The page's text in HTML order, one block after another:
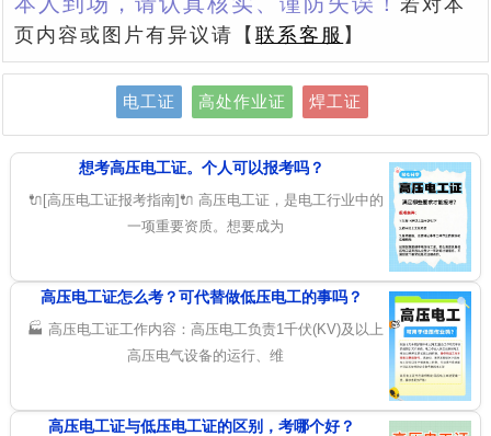
若对本
页内容或图片有异议请【联系客服 】
电工证 高处作业证 焊工证
想考高压电工证。个人可以报考吗？
🔌[高压电工证报考指南]🔌 高压电工证，是电工行业中的
一项重要资质。想要成为
高压电工证怎么考？可代替做低压电工的事吗？
🏭 高压电工证工作内容：高压电工负责1千伏(KV)及以上
高压电气设备的运行、维
高压电工证与低压电工证的区别，考哪个好？